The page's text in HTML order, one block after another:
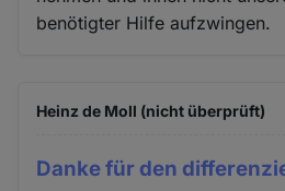
benötigter Hilfe aufzwingen.
Heinz de Moll (nicht überprüft)
Danke für den